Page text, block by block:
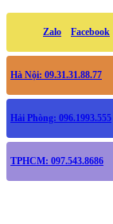
Zalo Facebook
Hà Nội: 09.31.31.88.77
Hải Phòng: 096.1993.555
TPHCM: 097.543.8686